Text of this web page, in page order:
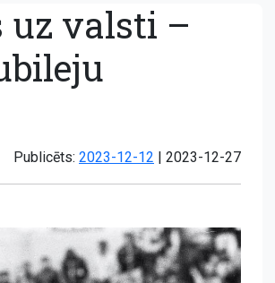
uz valsti –
Publicēts: 2023-12-12 Atjaunots:
2023-12-27